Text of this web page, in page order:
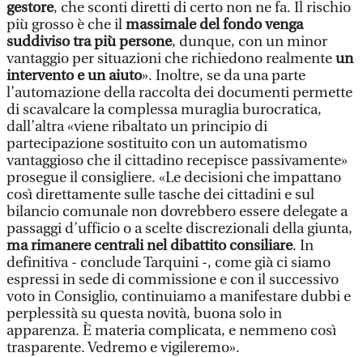
gestore, che sconti diretti di certo non ne fa. Il rischio
più grosso è che ilmassimale del fondo venga
suddiviso tra più persone, dunque, con un minor
vantaggio per situazioni che richiedono realmenteun
intervento e un aiuto». Inoltre, se da una parte
l’automazione della raccolta dei documenti permette
di scavalcare la complessa muraglia burocratica,
dall’altra «viene ribaltato un principio di
partecipazione sostituito con un automatismo
vantaggioso che il cittadino recepisce passivamente»
prosegue il consigliere. «Le decisioni che impattano
così direttamente sulle tasche dei cittadini e sul
bilancio comunale non dovrebbero essere delegate a
passaggi d’ufficio o a scelte discrezionali della giunta,
ma rimanere centrali nel dibattito consiliare. In
definitiva - conclude Tarquini -, come già ci siamo
espressi in sede di commissione e con il successivo
voto in Consiglio, continuiamo a manifestare dubbi e
perplessità su questa novità, buona solo in
apparenza. È materia complicata, e nemmeno così
trasparente. Vedremo e vigileremo».